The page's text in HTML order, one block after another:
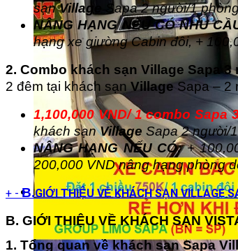
sạnVillage
Sapa 2 người/1
NÂNG HẠNG NẾU CÓ NHU
hạng xe giường Cabin đôi, +
2. Combo khách sạnVillage Sapa 3
2 đêm tại khách sạn Village Sapa – 2
1,100,000 VND/ 1 combo Sapa
khách sạnVillage Sapa 2 người/
NÂNG HẠNG NẾU CÓ:+
200,000 VND nâng hạng phòng
+-B.GIỚI THIỆU VỀ KHÁCH SẠN VILLAGE
B. GIỚI THIỆU VỀ KHÁCH SẠN
1. Tổng quan về khách sạn Sapa